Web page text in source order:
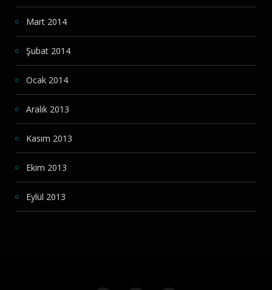
Mart 2014
Şubat 2014
Ocak 2014
Aralık 2013
Kasım 2013
Ekim 2013
Eylül 2013